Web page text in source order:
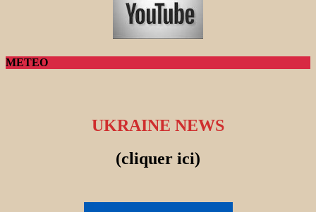
METEO
UKRAINE NEWS
(cliquer ici)